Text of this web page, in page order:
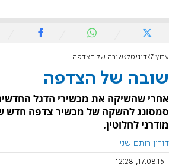
ערוץ 7 דיגיטל שובה של הצדפה
שובה של הצדפה
אחרי שהשיקה את מכשירי הדגל
סמסונג להשקה של מכשיר צדפה חדש
מודרני לחלוטין.
דורון רותם שני
17.08.15, 12:28